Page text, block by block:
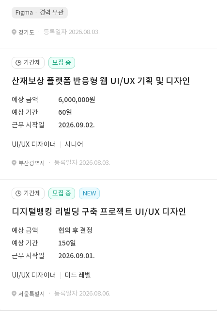
Figma · 경력 무관
경기도 · 등록일자 2026.08.03.
🕒 기간제 모집 중
산재보상 플랫폼 반응형 웹 UI/UX 기획 및 디자인
예상 금액
6,000,000원
예상 기간
60일
근무 시작일
2026.09.02.
UI/UX 디자이너 시니어
부산광역시 · 등록일자 2026.08.03.
🕒 기간제 모집 중 NEW
디지털뱅킹 리빌딩 구축 프로젝트 UI/UX 디자인
예상 금액
협의 후 결정
예상 기간
150일
근무 시작일
2026.09.01.
UI/UX 디자이너 미드 레벨
서울특별시 · 등록일자 2026.08.06.